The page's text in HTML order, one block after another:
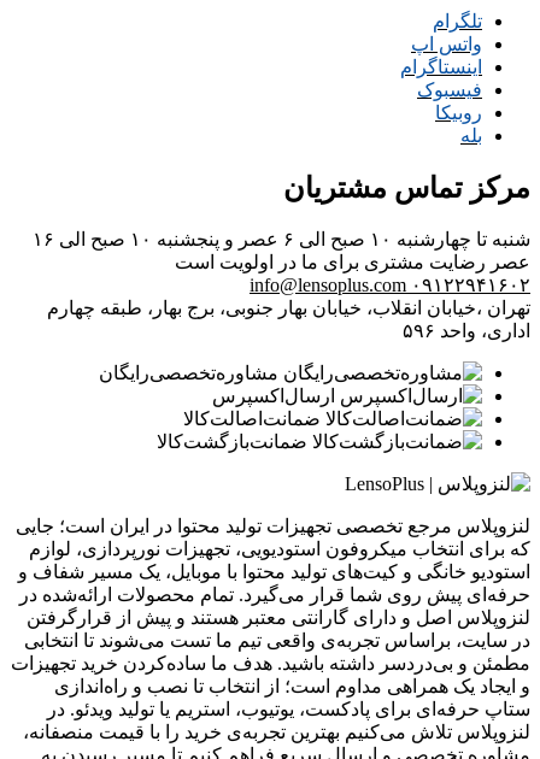
تلگرام
واتس اپ
اینستاگرام
فیسبوک
روبیکا
بله
مرکز تماس مشتریان
شنبه تا چهارشنبه ۱۰ صبح الی ۶ عصر و پنجشنبه ۱۰ صبح الی ۱۶
عصر رضایت مشتری برای ما در اولویت است
۰۹۱۲۲۹۴۱۶۰۲ info@lensoplus.com
تهران ،خیابان انقلاب، خیابان بهار جنوبی، برج بهار، طبقه چهارم
اداری، واحد ۵۹۶
مشاوره‌تخصصی‌رایگان
ارسال‌اکسپرس
ضمانت‌اصالت‌کالا
ضمانت‌بازگشت‌کالا
لنزوپلاس مرجع تخصصی تجهیزات تولید محتوا در ایران است؛ جایی
که برای انتخاب میکروفون استودیویی، تجهیزات نورپردازی، لوازم
استودیو خانگی و کیت‌های تولید محتوا با موبایل، یک مسیر شفاف و
حرفه‌ای پیش روی شما قرار می‌گیرد. تمام محصولات ارائه‌شده در
لنزوپلاس اصل و دارای گارانتی معتبر هستند و پیش از قرارگرفتن
در سایت، براساس تجربه‌ی واقعی تیم ما تست می‌شوند تا انتخابی
مطمئن و بی‌دردسر داشته باشید. هدف ما ساده‌کردن خرید تجهیزات
و ایجاد یک همراهی مداوم است؛ از انتخاب تا نصب و راه‌اندازی
ستاپ حرفه‌ای برای پادکست، یوتیوب، استریم یا تولید ویدئو. در
لنزوپلاس تلاش می‌کنیم بهترین تجربه‌ی خرید را با قیمت منصفانه،